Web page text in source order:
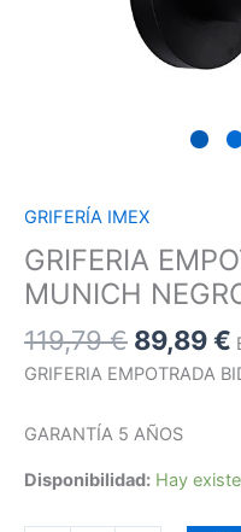
GRIFERÍA IMEX
GRIFERIA
MUNICH
119,79€ 89,89€
GRIFERIA EMPOTRADA
GARANTÍA 5 AÑOS
Disponibilidad: Hay